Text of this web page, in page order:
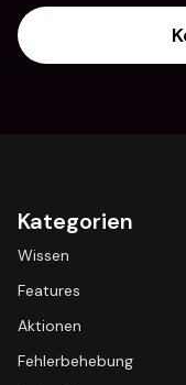
Kategorien
Wissen
Features
Aktionen
Fehlerbehebung